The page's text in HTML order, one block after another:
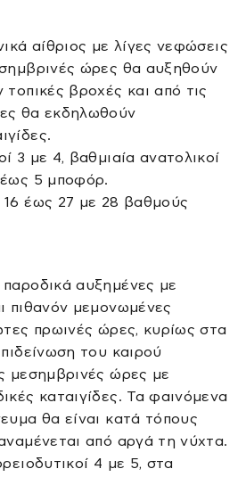
αίθριος με λίγες νεφώσεις
ώρες θα αυξηθούν
βροχές και από τις
θα εκδηλωθούν
3 με 4, βαθμιαία ανατολικοί
έως 5 μποφόρ.
έως 27 με 28 βαθμούς
αυξημένες με
πιθανόν μεμονωμένες
πρωινές ώρες, κυρίως στα
του καιρού
μεσημβρινές ώρες με
καταιγίδες. Τα φαινόμενα
θα είναι κατά τόπους
από αργά τη νύχτα.
4 με 5, στα